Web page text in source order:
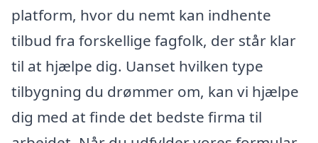
platform, hvor du nemt kan indhente
tilbud fra forskellige fagfolk, der står klar
til at hjælpe dig. Uanset hvilken type
tilbygning du drømmer om, kan vi hjælpe
dig med at finde det bedste firma til